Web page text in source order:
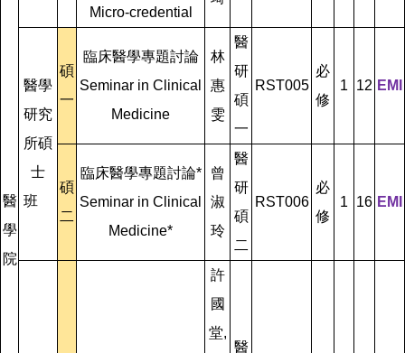
醫
學
院
Micro-credential
醫學
研究
所碩
士
班
碩
一
臨床醫學專題討論
Seminar in Clinical
Medicine
林
惠
雯
醫
研
碩
一
RST005
必
修
1 12 EMI
碩
二
臨床醫學專題討論*
Seminar in Clinical
Medicine*
曾
淑
玲
醫
研
碩
二
RST006
必
修
1 16 EMI
許
國
堂,
醫